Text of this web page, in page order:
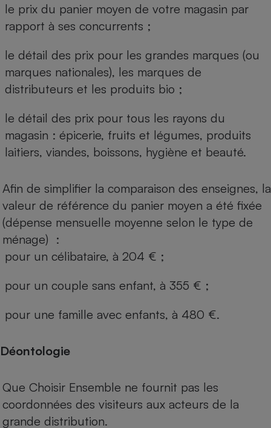
le prix du panier moyen de votre magasin par
rapport à ses concurrents ;
le détail des prix pour les grandes marques (ou
marques nationales), les marques de
distributeurs et les produits bio ;
le détail des prix pour tous les rayons du
magasin : épicerie, fruits et légumes, produits
laitiers, viandes, boissons, hygiène et beauté.
Afin de simplifier la comparaison des enseignes, la
valeur de référence du panier moyen a été fixée
(dépense mensuelle moyenne selon le type de
ménage) :
pour un célibataire, à 204 € ;
pour un couple sans enfant, à 355 € ;
pour une famille avec enfants, à 480 €.
Déontologie
Que Choisir Ensemble ne fournit pas les
coordonnées des visiteurs aux acteurs de la
grande distribution.